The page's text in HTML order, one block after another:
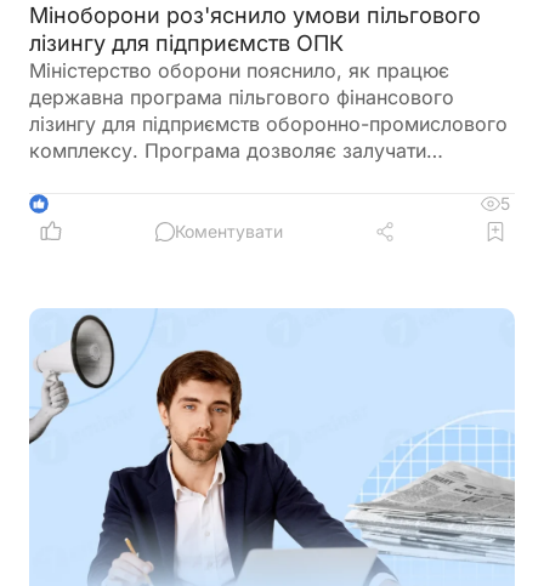
Міноборони роз'яснило умови пільгового
лізингу для підприємств ОПК
Міністерство оборони пояснило, як працює
державна програма пільгового фінансового
лізингу для підприємств оборонно-промислового
комплексу. Програма дозволяє залучати
зниженим фінансовим навантаженням завдяки
державній компенсації
1
5
Коментувати